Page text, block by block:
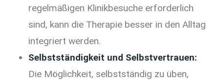
regelmäßigen Klinikbesuche erforderlich
sind, kann die Therapie besser in den Alltag
integriert werden.
Selbstständigkeit und Selbstvertrauen:
Die Möglichkeit, selbstständig zu üben,